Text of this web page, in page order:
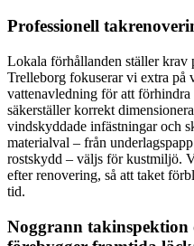
Professionell
Lokala förhållanden ställer krav
Trelleborg fokuserar vi extra på
vattenavledning för att
säkerställer korrekt
vindskyddade infästningar och
materialval – från
rostskydd – väljs för kustmiljö.
efter renovering, så att taket
tid.
Noggrann takinspektion